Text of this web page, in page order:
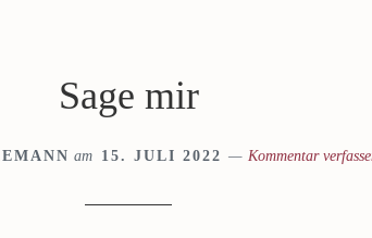
Sage mir
am 15. JULI 2022 Kommentar